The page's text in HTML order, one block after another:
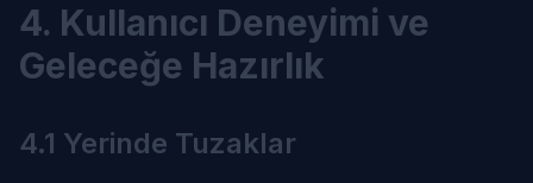
4. Kullanıcı Deneyimi ve
Geleceğe Hazırlık
4.1 Yerinde Tuzaklar